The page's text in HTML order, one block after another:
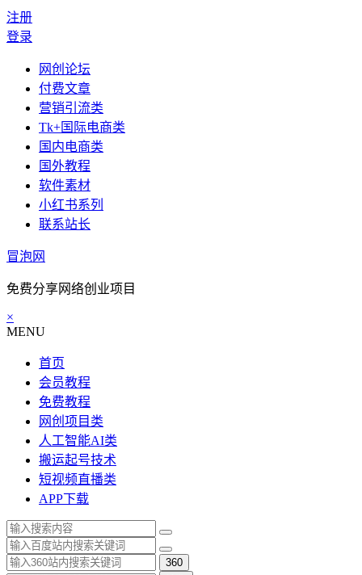
注册
登录
网创论坛
付费文章
营销引流类
Tk+国际电商类
国内电商类
国外教程
软件素材
小红书系列
联系站长
冒泡网
免费分享网络创业项目
×
MENU
首页
会员教程
免费教程
网创项目类
人工智能AI类
搬运起号技术
短视频直播类
APP下载
360